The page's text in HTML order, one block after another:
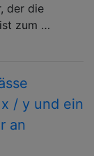
der die
zum …
/ y und ein
an